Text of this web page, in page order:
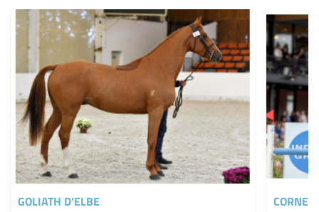
GOLIATH D’ELBE CORNET